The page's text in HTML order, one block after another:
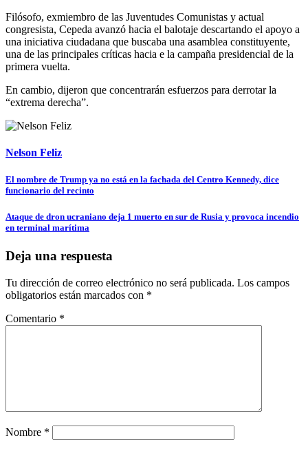
Filósofo, exmiembro de las Juventudes Comunistas y actual
congresista, Cepeda avanzó hacia el balotaje descartando el apoyo a
una iniciativa ciudadana que buscaba una asamblea constituyente,
una de las principales críticas hacia e la campaña presidencial de la
primera vuelta.
En cambio, dijeron que concentrarán esfuerzos para derrotar la
“extrema derecha”.
Nelson Feliz
Navegación
entradas
El nombre de Trump ya no está en la fachada del Centro Kennedy, dice
funcionario del recinto
Ataque de dron ucraniano deja 1 muerto en sur de Rusia y provoca incendio
en terminal marítima
Deja una respuesta
Tu dirección de correo electrónico no será publicada. Los campos
obligatorios están marcados con *
Comentario *
Nombre *